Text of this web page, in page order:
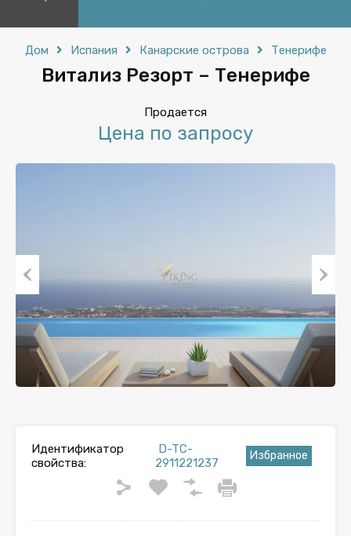
Дом Испания Канарские острова Тенерифе
Витализ Резорт – Тенерифе
Продается
Цена по запросу
Previous Next
Идентификатор
свойства:
D-TC-
2911221237
Избранное